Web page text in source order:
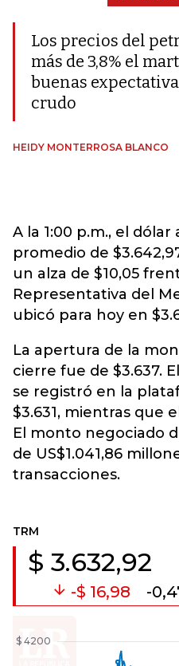
Los precios del
más de 3,8% el
buenas
crudo
HEIDY MONTERROSA BLANCO
A la 1:00 p.m., el
promedio de
un alza de $10,05
Representativa del
ubicó para hoy en
La apertura de la
cierre fue de $3.637.
se registró en la
$3.631, mientras que
El monto negociado
de US$1.041,86
transacciones.